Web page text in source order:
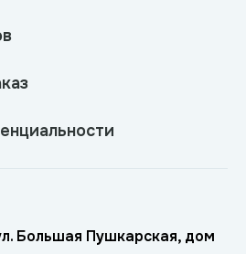
Большая Пушкарская, дом